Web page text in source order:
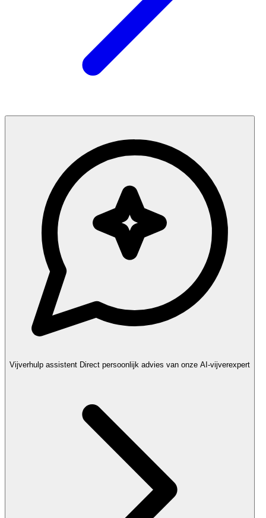
Vijverhulp assistent Direct persoonlijk advies van onze AI-vijverexpert